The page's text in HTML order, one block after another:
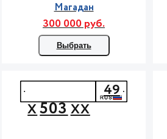
Магадан
300 000 руб.
Выбрать
Х503ХХ
49